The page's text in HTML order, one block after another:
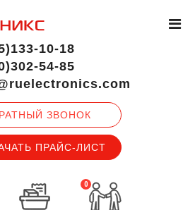
ЗВОНОК
ПРАЙС-ЛИСТ
10-18
54-85
0